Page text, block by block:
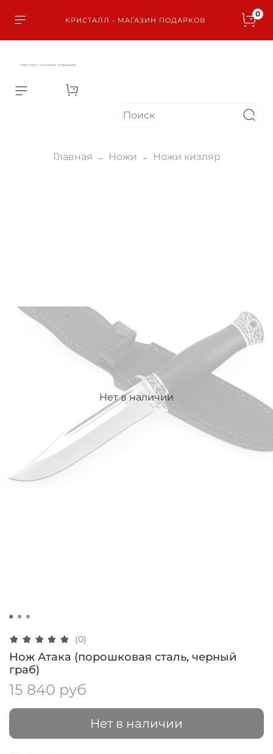
КРИСТАЛЛ - МАГАЗИН ПОДАРКОВ
0
КРИСТАЛЛ - МАГАЗИН ПОДАРКОВ
Главная Ножи Ножи кизляр
Нет в наличии
(0)
Нож Атака (порошковая сталь, черный
граб)
15 840 руб
Нет в наличии